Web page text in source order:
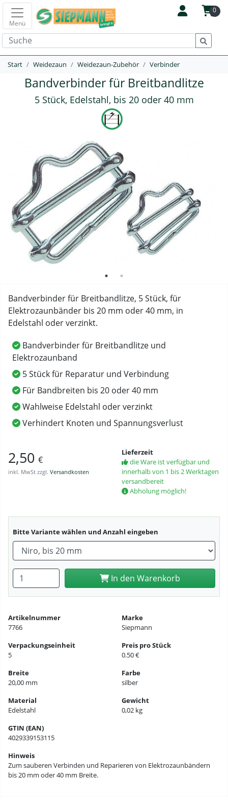
0
Menü
Start Weidezaun Weidezaun-Zubehör Verbinder
Bandverbinder für Breitbandlitze
5 Stück, Edelstahl, bis 20 oder 40 mm
Bandverbinder für Breitbandlitze, 5 Stück, für
Elektrozaunbänder bis 20 mm oder 40 mm, in
Edelstahl oder verzinkt.
Bandverbinder für Breitbandlitze und
Elektrozaunband
5 Stück für Reparatur und Verbindung
Für Bandbreiten bis 20 oder 40 mm
Wahlweise Edelstahl oder verzinkt
Verhindert Knoten und Spannungsverlust
2,50 €
inkl. MwSt zzgl. Versandkosten
Lieferzeit
die Ware ist verfügbar und
innerhalb von 1 bis 2 Werktagen
versandbereit
Abholung möglich!
Bitte Variante wählen und Anzahl eingeben
Anzahl eingeben In den Warenkorb
Artikelnummer
7766
Marke
Siepmann
Verpackungseinheit
5
Preis pro Stück
0.50 €
Breite
20,00 mm
Farbe
silber
Material
Edelstahl
Gewicht
0,02 kg
GTIN (EAN)
4029339153115
Hinweis
Zum sauberen Verbinden und Reparieren von Elektrozaunbändern
bis 20 mm oder 40 mm Breite.